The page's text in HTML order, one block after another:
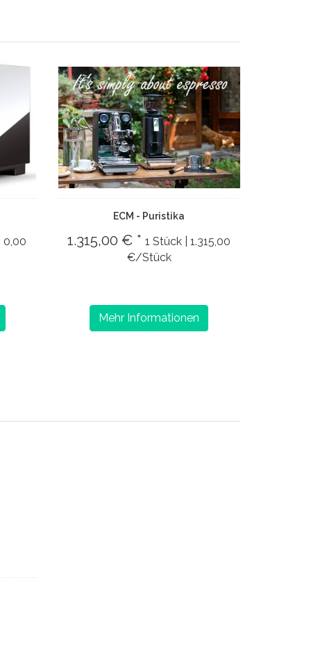
0,00
ECM - Puristika
1.315,00 € *1 Stück | 1.315,00
€/Stück
Mehr Informationen